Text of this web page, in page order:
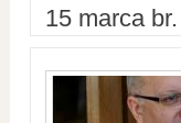
15 marca